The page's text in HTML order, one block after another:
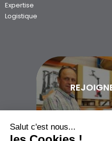
Expertise
Logistique
Salut c'est nous...